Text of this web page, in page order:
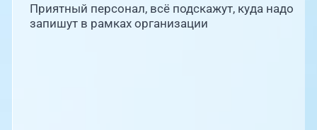
Приятный персонал, всё подскажут, куда надо
запишут в рамках организации